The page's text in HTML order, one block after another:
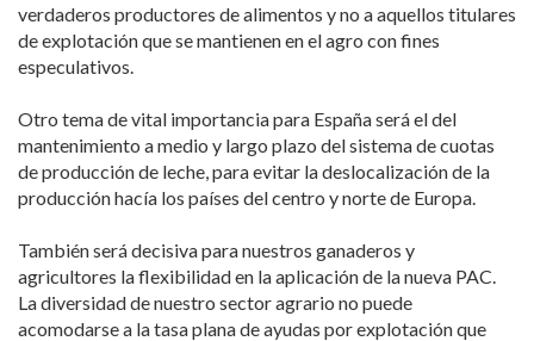
verdaderos productores de alimentos y no a aquellos titulares
de explotación que se mantienen en el agro con fines
especulativos.
Otro tema de vital importancia para España será el del
mantenimiento a medio y largo plazo del sistema de cuotas
de producción de leche, para evitar la deslocalización de la
producción hacía los países del centro y norte de Europa.
También será decisiva para nuestros ganaderos y
agricultores la flexibilidad en la aplicación de la nueva PAC.
La diversidad de nuestro sector agrario no puede
acomodarse a la tasa plana de ayudas por explotación que